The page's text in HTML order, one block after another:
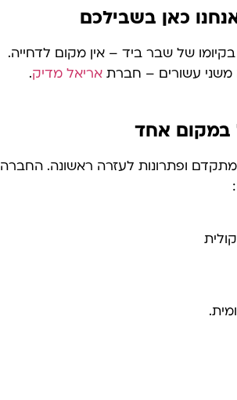
כאן בשבילכם
של שבר ביד – אין מקום לדחייה.
משני עשורים – חברתאריאל מדיק.
במקום אחד
מתקדם ופתרונות לעזרה ראשונה. החברה